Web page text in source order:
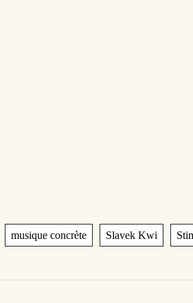
musique concrète Slavek Kwi